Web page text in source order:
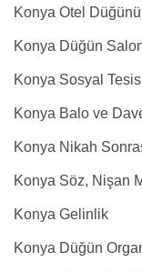
Konya Otel Düğünü
Konya Düğün
Konya Sosyal
Konya Balo ve
Konya Nikah
Konya Söz, Nişan
Konya Gelinlik
Konya Düğün